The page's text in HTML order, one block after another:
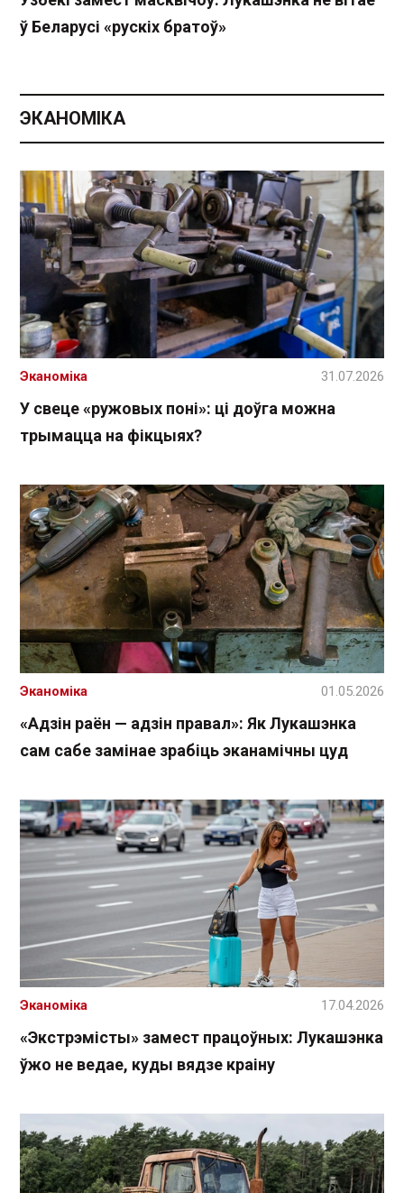
ў Беларусі «рускіх братоў»
ЭКАНОМІКА
У свеце «ружовых поні»: ці доўга можна
трымацца на фікцыях?
Эканоміка 31.07.2026
«Адзін раён — адзін правал»: Як Лукашэнка
сам сабе замінае зрабіць эканамічны цуд
Эканоміка 01.05.2026
«Экстрэмісты» замест працоўных: Лукашэнка
ўжо не ведае, куды вядзе краіну
Эканоміка 17.04.2026